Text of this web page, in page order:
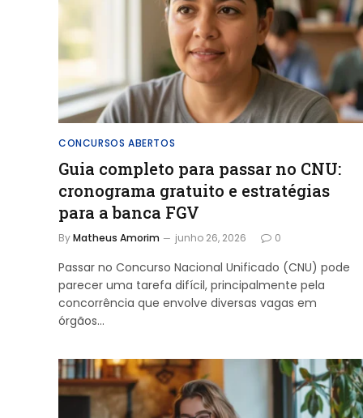
CONCURSOS ABERTOS
Guia completo para passar no CNU:
cronograma gratuito e estratégias
para a banca FGV
ByMatheus Amorim junho 26, 2026 0
Passar no Concurso Nacional Unificado (CNU) pode
parecer uma tarefa difícil, principalmente pela
concorrência que envolve diversas vagas em
órgãos…